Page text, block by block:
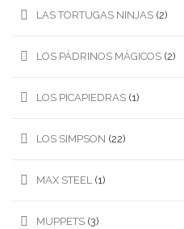
LAS TORTUGAS NINJAS (2)
LOS PÁDRINOS MÁGICOS (2)
LOS PICAPIEDRAS (1)
LOS SIMPSON (22)
MAX STEEL (1)
MUPPETS (3)